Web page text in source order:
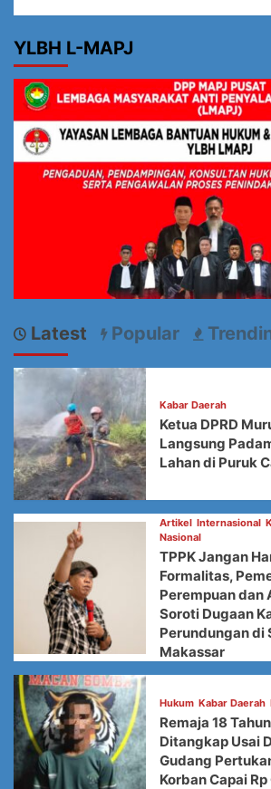
YLBH L-MAPJ
Latest Popular
Kabar Daerah
Ketua DPRD
Langsung
Lahan di Puruk
Artikel Internasional
Nasional
TPPK Jangan
Formalitas,
Perempuan dan
Soroti Dugaan
Perundungan di
Makassar
Hukum Kabar Daerah
Remaja 18
Ditangkap Usai
Gudang
Korban Capai